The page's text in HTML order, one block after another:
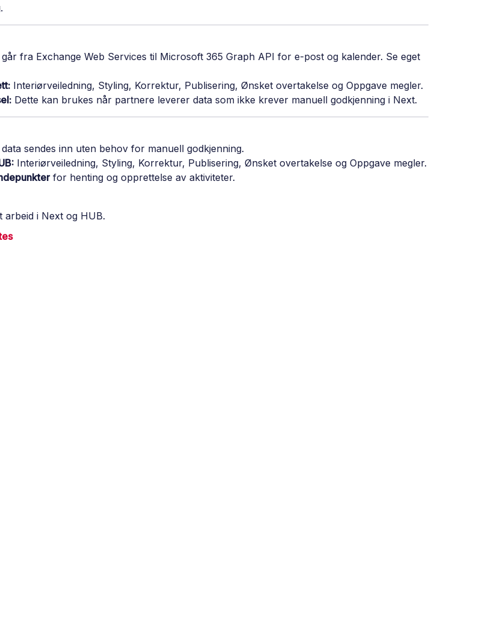
fra Exchange Web Services til Microsoft 365 Graph API for e-post og kalender. Se eget
Interiørveiledning, Styling, Korrektur, Publisering, Ønsket overtakelse og Oppgave megler.
Dette kan brukes når partnere leverer data som ikke krever manuell godkjenning i Next.
sendes inn uten behov for manuell godkjenning.
Interiørveiledning, Styling, Korrektur, Publisering, Ønsket overtakelse og Oppgave megler.
for henting og opprettelse av aktiviteter.
i Next og HUB.